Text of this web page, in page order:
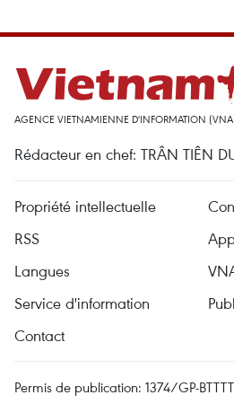
AGENCE VIETNAMIENNE D'INFORMATION
Rédacteur en chef: TRÂN TIÊN
Propriété intellectuelle
RSS
Langues
Service d'information
Contact
Permis de publication: 1374/GP-